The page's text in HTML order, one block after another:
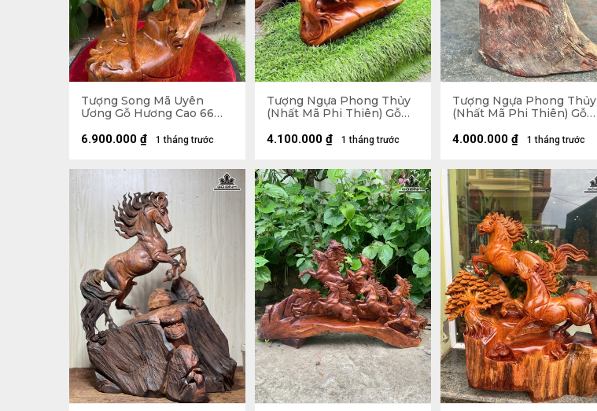
Tượng Song Mã Uyên
Ương Gỗ Hương Cao 66
1 tháng trước
6.900.000 ₫
Tượng Ngựa Phong Thủy
(Nhất Mã Phi Thiên) Gỗ
Sâu 25 (cm)
1 tháng trước
4.100.000 ₫
Tượng Ngựa Phong Thủy
(Nhất Mã Phi Thiên) Gỗ
Sâu 17 (cm)
1 tháng trước
4.000.000 ₫